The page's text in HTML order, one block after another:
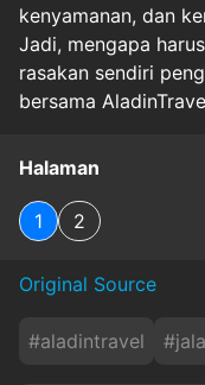
kenyamanan, dan
Jadi, mengapa
rasakan sendiri
bersama
Halaman
1 2
Original Source
#aladintravel #